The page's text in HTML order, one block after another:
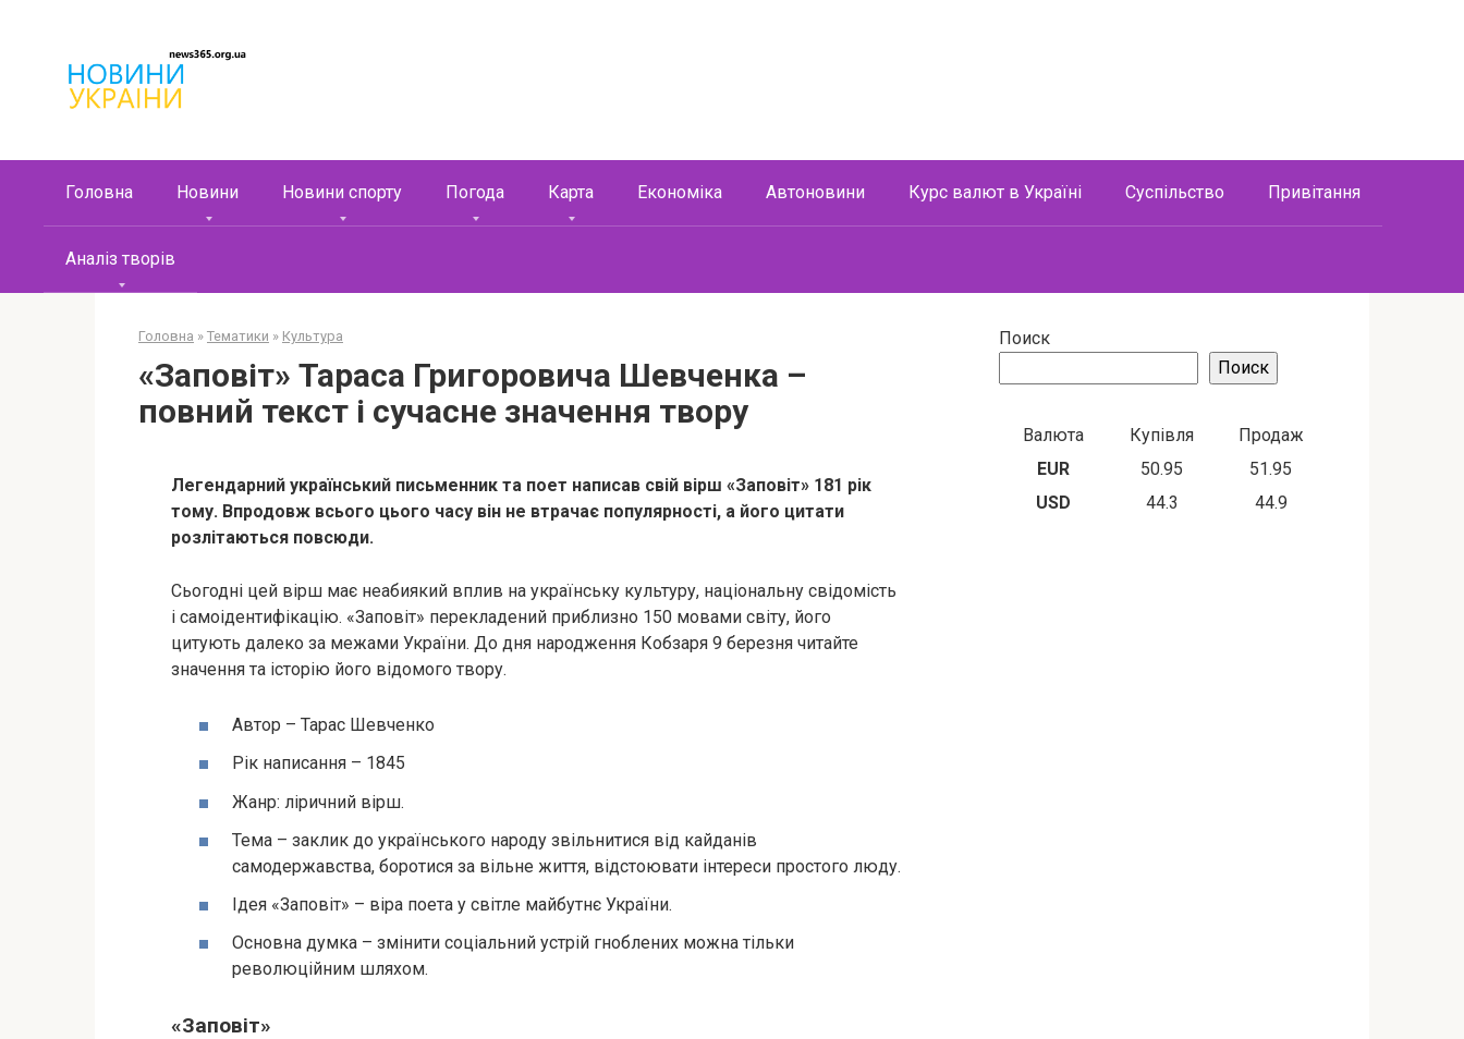
контенту
Головна Новини Новини спорту Погода Карта Економіка Автоновини Курс валют в Україні Суспільство Привітання
Аналіз творів
Головна » Тематики » Культура
«Заповіт» Тараса Григоровича Шевченка –
повний текст і сучасне значення твору
Легендарний український письменник та поет написав свій вірш «Заповіт» 181 рік
тому. Впродовж всього цього часу він не втрачає популярності, а його цитати
розлітаються повсюди.
Сьогодні цей вірш має неабиякий вплив на українську культуру, національну свідомість
і самоідентифікацію. «Заповіт» перекладений приблизно 150 мовами світу, його
цитують далеко за межами України. До дня народження Кобзаря 9 березня читайте
значення та історію його відомого твору.
Автор – Тарас Шевченко
Рік написання – 1845
Жанр: ліричний вірш.
Тема – заклик до українського народу звільнитися від кайданів
самодержавства, боротися за вільне життя, відстоювати інтереси простого люду.
Ідея «Заповіт» – віра поета у світле майбутнє України.
Основна думка – змінити соціальний устрій гноблених можна тільки
революційним шляхом.
«Заповіт»
Поиск
Поиск
Валюта Купівля
Продаж
EUR
50.95
51.95
USD
44.3 44.9